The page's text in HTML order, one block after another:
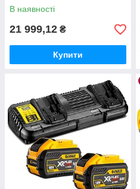
В наявності
21 999,12 ₴
Купити